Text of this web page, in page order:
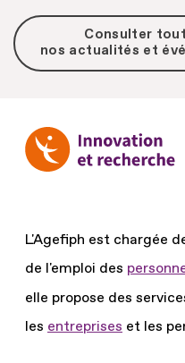
Consulter
nos actualités et
L'Agefiph est chargée
de l'emploi des
elle propose des
les entreprises et les